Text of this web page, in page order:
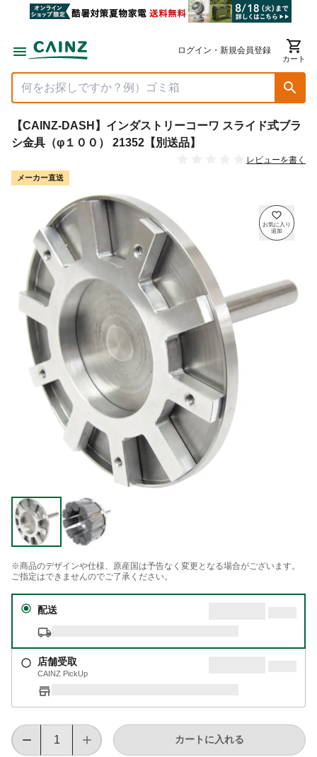
ログイン・新規会員登録
カート
【CAINZ-DASH】インダストリーコーワ スライド式ブラ
シ金具（φ１００） 21352【別送品】
レビューを書く
メーカー直送
※商品のデザインや仕様、原産国は予告なく変更となる場合がございます。
ご指定はできませんのでご了承ください。
配送
店舗受取
CAINZ PickUp
カートに入れる